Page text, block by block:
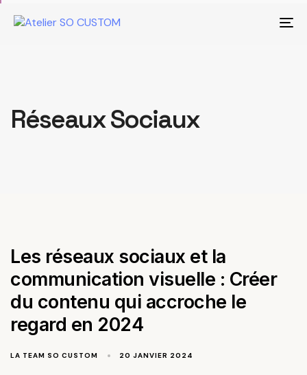
Réseaux Sociaux
Les réseaux sociaux et la
communication visuelle : Créer
du contenu qui accroche le
regard en 2024
LA TEAM SO CUSTOM 20 JANVIER 2024